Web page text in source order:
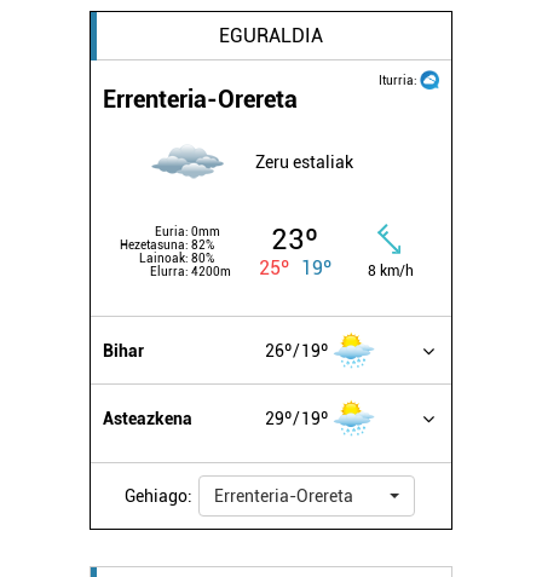
EGURALDIA
Iturria:
Errenteria-Orereta
Zeru estaliak
Euria: 0mm
Hezetasuna: 82%
Lainoak: 80%
Elurra: 4200m
23º
25º 19º 8 km/h
Bihar 26º 19º
Asteazkena 29º 19º
Gehiago: Errenteria-Orereta